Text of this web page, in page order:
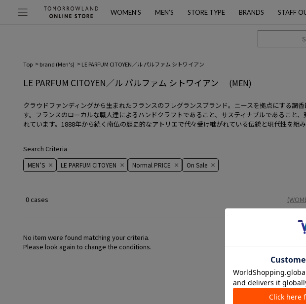
WOMEN’S MEN’S STORE TYPE BRANDS STAFF
Top brand (Men's) LE PARFUM CITOYEN／ル パルファム シトワイアン
LE PARFUM CITOYEN／ル パルファム シトワイアン (MEN)
クラウドファンディングから生まれたフランスのフレグランスブランド。ニースを拠点にする
す。フランスのローカルな職人達によるハンドクラフトであること、サスティナブルであるこ
れています。1888年から続く南仏の歴史的なアトリエで代々受け継がれている伝統と現代性を
Search Criteria
MEN’S LE PARFUM CITOYEN Normal PRICE On ​​Sale​​
0 cases
No item were found matching your criteria.
Please look again to change the conditions.